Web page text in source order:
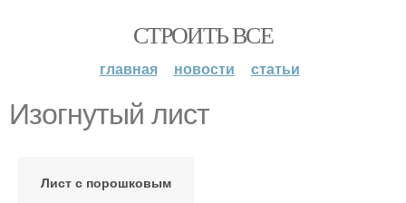
СТРОИТЬ ВСЕ
главная новости статьи
Изогнутый лист
Лист с порошковым